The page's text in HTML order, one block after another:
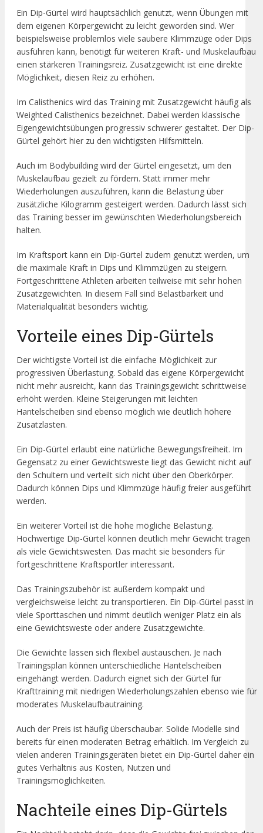
Ein Dip-Gürtel wird hauptsächlich genutzt, wenn Übungen mit
dem eigenen Körpergewicht zu leicht geworden sind. Wer
beispielsweise problemlos viele saubere Klimmzüge oder Dips
ausführen kann, benötigt für weiteren Kraft- und Muskelaufbau
einen stärkeren Trainingsreiz. Zusatzgewicht ist eine direkte
Möglichkeit, diesen Reiz zu erhöhen.
Im Calisthenics wird das Training mit Zusatzgewicht häufig als
Weighted Calisthenics bezeichnet. Dabei werden klassische
Eigengewichtsübungen progressiv schwerer gestaltet. Der Dip-
Gürtel gehört hier zu den wichtigsten Hilfsmitteln.
Auch im Bodybuilding wird der Gürtel eingesetzt, um den
Muskelaufbau gezielt zu fördern. Statt immer mehr
Wiederholungen auszuführen, kann die Belastung über
zusätzliche Kilogramm gesteigert werden. Dadurch lässt sich
das Training besser im gewünschten Wiederholungsbereich
halten.
Im Kraftsport kann ein Dip-Gürtel zudem genutzt werden, um
die maximale Kraft in Dips und Klimmzügen zu steigern.
Fortgeschrittene Athleten arbeiten teilweise mit sehr hohen
Zusatzgewichten. In diesem Fall sind Belastbarkeit und
Materialqualität besonders wichtig.
Vorteile eines Dip-Gürtels
Der wichtigste Vorteil ist die einfache Möglichkeit zur
progressiven Überlastung. Sobald das eigene Körpergewicht
nicht mehr ausreicht, kann das Trainingsgewicht schrittweise
erhöht werden. Kleine Steigerungen mit leichten
Hantelscheiben sind ebenso möglich wie deutlich höhere
Zusatzlasten.
Ein Dip-Gürtel erlaubt eine natürliche Bewegungsfreiheit. Im
Gegensatz zu einer Gewichtsweste liegt das Gewicht nicht auf
den Schultern und verteilt sich nicht über den Oberkörper.
Dadurch können Dips und Klimmzüge häufig freier ausgeführt
werden.
Ein weiterer Vorteil ist die hohe mögliche Belastung.
Hochwertige Dip-Gürtel können deutlich mehr Gewicht tragen
als viele Gewichtswesten. Das macht sie besonders für
fortgeschrittene Kraftsportler interessant.
Das Trainingszubehör ist außerdem kompakt und
vergleichsweise leicht zu transportieren. Ein Dip-Gürtel passt in
viele Sporttaschen und nimmt deutlich weniger Platz ein als
eine Gewichtsweste oder andere Zusatzgewichte.
Die Gewichte lassen sich flexibel austauschen. Je nach
Trainingsplan können unterschiedliche Hantelscheiben
eingehängt werden. Dadurch eignet sich der Gürtel für
Krafttraining mit niedrigen Wiederholungszahlen ebenso wie für
moderates Muskelaufbautraining.
Auch der Preis ist häufig überschaubar. Solide Modelle sind
bereits für einen moderaten Betrag erhältlich. Im Vergleich zu
vielen anderen Trainingsgeräten bietet ein Dip-Gürtel daher ein
gutes Verhältnis aus Kosten, Nutzen und
Trainingsmöglichkeiten.
Nachteile eines Dip-Gürtels